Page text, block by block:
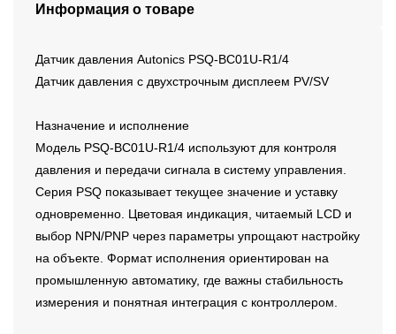
Информация о товаре
Датчик давления Autonics PSQ-BC01U-R1/4
Датчик давления с двухстрочным дисплеем PV/SV
Назначение и исполнение
Модель PSQ-BC01U-R1/4 используют для контроля
давления и передачи сигнала в систему управления.
Серия PSQ показывает текущее значение и уставку
одновременно. Цветовая индикация, читаемый LCD и
выбор NPN/PNP через параметры упрощают настройку
на объекте. Формат исполнения ориентирован на
промышленную автоматику, где важны стабильность
измерения и понятная интеграция с контроллером.